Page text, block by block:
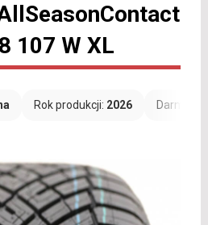
107 W XL
Rok produkcji: 2026